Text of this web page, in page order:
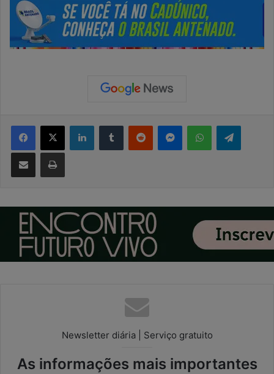
Newsletter diária | Serviço gratuito
As informações mais importantes